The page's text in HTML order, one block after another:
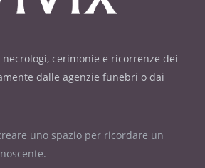
cerimonie e ricorrenze dei
dalle agenzie funebri o dai
uno spazio per ricordare un